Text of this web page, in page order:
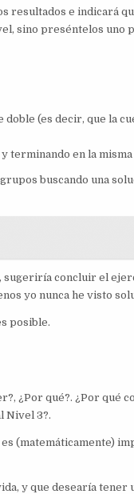
resultados e indicará
sino preséntelos uno
doble (es decir, que la
terminando en la
buscando una
sugeriría concluir el
yo nunca he visto
posible.
¿Por qué?. ¿Por qué
Nivel 3?.
(matemáticamente)
y que desearía tener